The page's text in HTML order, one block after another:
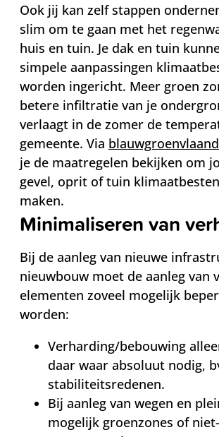
Ook jij kan zelf stappen
slim om te gaan met het
huis en tuin. Je dak en tuin
simpele aanpassingen
worden ingericht. Meer groen
betere infiltratie van je
verlaagt in de zomer de
gemeente. Via
je de maatregelen bekijken om
gevel, oprit of tuin
maken.
Minimaliseren van
Bij de aanleg van nieuwe
nieuwbouw moet de aanleg van
elementen zoveel mogelijk
worden:
Verharding/bebouwing
daar waar absoluut nodig,
stabiliteitsredenen.
Bij aanleg van wegen en
mogelijk groenzones of